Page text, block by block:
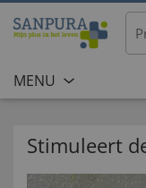
MENU
Stimuleert